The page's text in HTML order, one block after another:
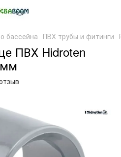
бассейна ПВХ трубы и фитинги
ПВХ Hidroten
мм